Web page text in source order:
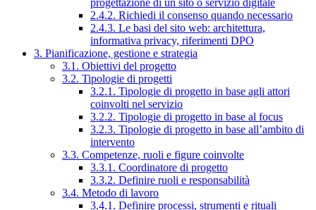
progettazione di un sito o servizio digitale
2.4.2. Richiedi il consenso quando necessario
2.4.3. Le basi del sito web: architettura,
informativa privacy, riferimenti DPO
3. Pianificazione, gestione e strategia
3.1. Obiettivi del progetto
3.2. Tipologie di progetti
3.2.1. Tipologie di progetto in base agli attori
coinvolti nel servizio
3.2.2. Tipologie di progetto in base al focus
3.2.3. Tipologie di progetto in base all’ambito di
intervento
3.3. Competenze, ruoli e figure coinvolte
3.3.1. Coordinatore di progetto
3.3.2. Definire ruoli e responsabilità
3.4. Metodo di lavoro
3.4.1. Definire processi, strumenti e rituali